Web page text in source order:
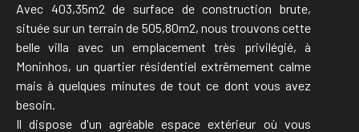
Avec 403,35m2 de surface de construction brute,
située sur un terrain de 505,80m2, nous trouvons cette
belle villa avec un emplacement très privilégié, à
Moninhos, un quartier résidentiel extrêmement calme
mais à quelques minutes de tout ce dont vous avez
besoin.
Il dispose d'un agréable espace extérieur où vous